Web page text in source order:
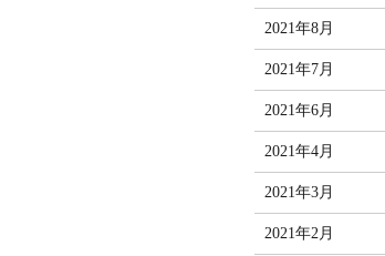
2021年8月
2021年7月
2021年6月
2021年4月
2021年3月
2021年2月